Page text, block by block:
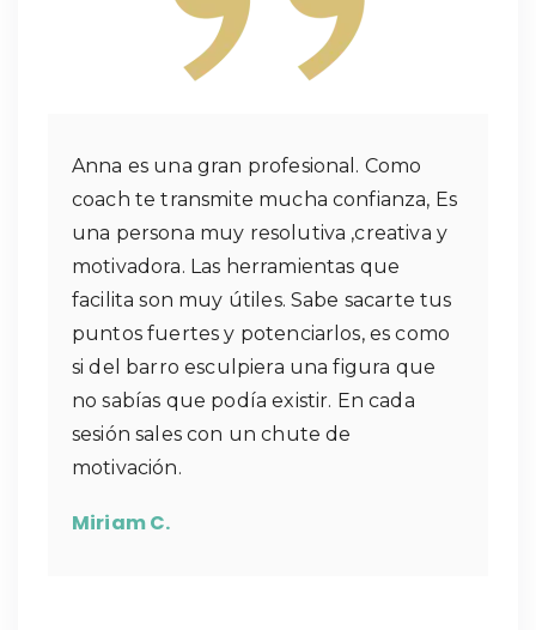
Anna es una gran profesional. Como
coach te transmite mucha confianza, Es
una persona muy resolutiva ,creativa y
motivadora. Las herramientas que
facilita son muy útiles. Sabe sacarte tus
puntos fuertes y potenciarlos, es como
si del barro esculpiera una figura que
no sabías que podía existir. En cada
sesión sales con un chute de
motivación.
Miriam C.